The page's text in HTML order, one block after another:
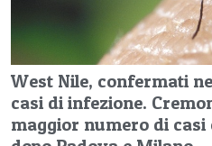
West Nile, confermati
casi di infezione.
maggior numero di